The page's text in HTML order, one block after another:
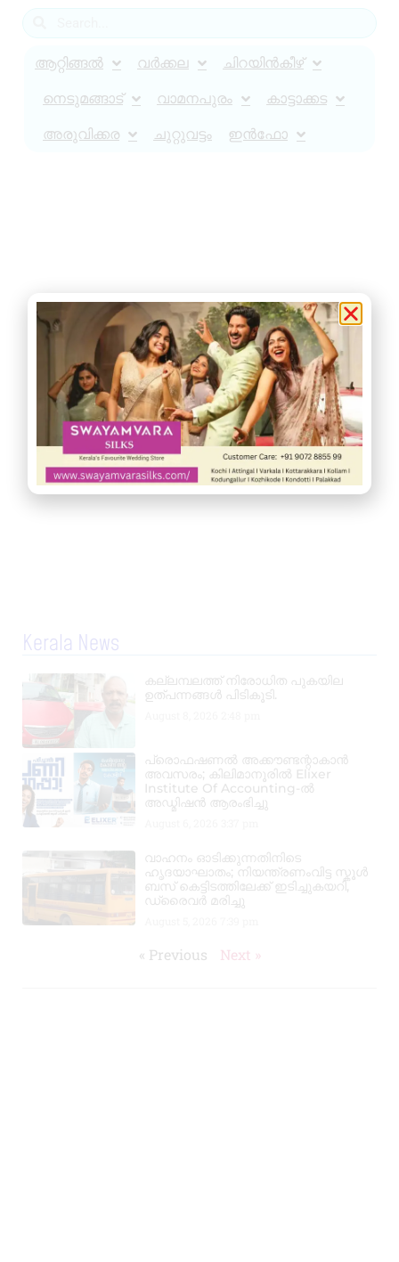
ആറ്റിങ്ങൽ വർക്കല ചിറയിൻകീഴ്
നെടുമങ്ങാട് വാമനപുരം കാട്ടാക്കട
അരുവിക്കര ചുറ്റുവട്ടം ഇൻഫോ
Kerala News
കല്ലമ്പലത്ത് നിരോധിത പുകയില
ഉത്പന്നങ്ങൾ പിടികൂടി.
പ്രൊഫഷണൽ അക്കൗണ്ടന്റാകാൻ
അവസരം; കിലിമാനൂരിൽ Elixer
Institute Of Accounting-ൽ
അഡ്മിഷൻ ആരംഭിച്ചു
വാഹനം ഓടിക്കുന്നതിനിടെ
ഹൃദയാഘാതം; നിയന്ത്രണംവിട്ട സ്കൂൾ
ബസ് കെട്ടിടത്തിലേക്ക് ഇടിച്ചുകയറി,
ഡ്രൈവർ മരിച്ചു
« Previous Next »